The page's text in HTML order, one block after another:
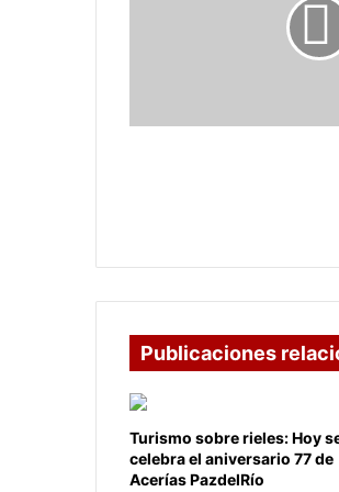
de
Publicaciones
Turismo sobre rieles: Hoy
celebra el aniversario 77 de
Acerías PazdelRío